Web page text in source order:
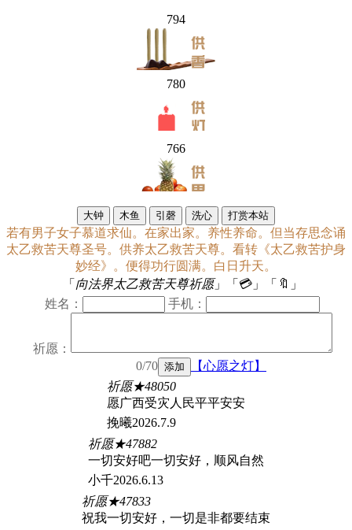
794
780
766
大钟 木鱼 引磬
若有男子女子慕道求仙。在家出家。养性养命。但当存思念诵
太乙救苦天尊圣号。供养太乙救苦天尊。看转《太乙救苦护身
妙经》。便得功行圆满。白日升天。
「 向法界太乙救苦天尊祈愿」「 💳」「 🔖 」
姓名：
手机：
祈愿：
0/70
【心愿之灯】
祈愿★48050
愿广西受灾人民平平安安
挽曦2026.7.9
祈愿★47882
一切安好吧一切安好，顺风自然
小千2026.6.13
祈愿★47833
祝我一切安好，一切是非都要结束